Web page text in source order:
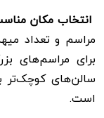
انتخاب مکان
مراسم و تعداد
برای مراسم‌های
سالن‌های کوچک‌تر
است.